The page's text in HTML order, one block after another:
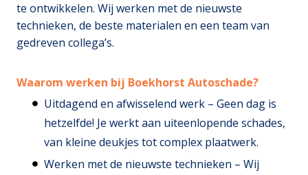
te ontwikkelen. Wij werken met de nieuwste
technieken, de beste materialen en een team van
gedreven collega’s.
Waarom werken bij Boekhorst Autoschade?
Uitdagend en afwisselend werk – Geen dag is
hetzelfde! Je werkt aan uiteenlopende schades,
van kleine deukjes tot complex plaatwerk.
Werken met de nieuwste technieken – Wij